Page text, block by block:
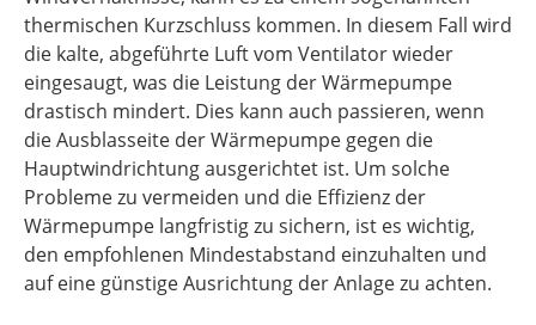
thermischen Kurzschluss kommen. In diesem Fall wird
die kalte, abgeführte Luft vom Ventilator wieder
eingesaugt, was die Leistung der Wärmepumpe
drastisch mindert. Dies kann auch passieren, wenn
die Ausblasseite der Wärmepumpe gegen die
Hauptwindrichtung ausgerichtet ist. Um solche
Probleme zu vermeiden und die Effizienz der
Wärmepumpe langfristig zu sichern, ist es wichtig,
den empfohlenen Mindestabstand einzuhalten und
auf eine günstige Ausrichtung der Anlage zu achten.